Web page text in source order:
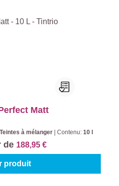
Matt
Teintes à mélanger Contenu: 10 l
de 188,95 €
produit